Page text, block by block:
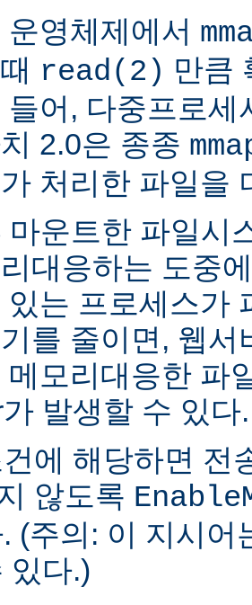
운영체제에서
read(2) 만큼
들어, 다중프로
2.0은 종종
처리한 파일을
마운트한 파일시
대응하는 도중
있는 프로세스가
를 줄이면, 웹
메모리대응한 파
발생할 수 있다.
에 해당하면 전
않도록
(주의: 이 지시어
있다.)